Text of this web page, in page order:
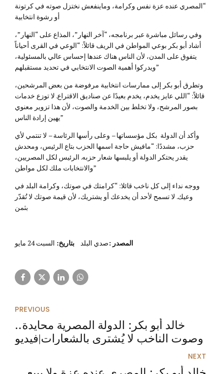
“المصري عنده عزة نفس وكرامة، وماينفعش نختزل صوته في كرتونة
أو رشوة انتخابية
وفي رسائل مباشرة عبر برنامجه، “آخر النهار”، المذاع على “النهار”،
أشاد أبو بكر بوعي المواطن في الريف قائلاً: “الوعي في القرى أحياناً
يتفوق على المدن، لأن الناس هناك عندها إحساس عالي بالمسئولية،
ويدركوا أهمية الصوت الانتخابي في تحديد مستقبلهم”
وتطرق أبو بكر إلى ممارسات انتخابية مرفوضة من بعض المرشحين،
قائلاً: “اللي عايز يخدم، يخدم بعيدًا عن صناديق الاقتراع. لا توزع خدمات
بصور المرشح، ولا تخلط بين الخدمة والصوت، لأن هذا تزوير معنوي
يهين إرادة الناس”
وأكد أن الدولة بكل مؤسساتها – وعلى رأسها الرئاسة – لا تنتمي لأي
حزب، مشددًا: “مافيش حاجة اسمها الحزب بتاع الرئيس، ومحدش
يقدر يحتكر الدولة أو يلبسها شعار حزبه. الرئيس لكل المصريين،
والانتخابات ملك لكل مواطن”
ووجه نداء إلى كل ناخب قائلا: “كرامتك في صوتك، وكرامة البلد في
وعيك. لا تسمح لأحد أن يخدعك أو يشتريك، لأن قيمة صوتك لا تُقدّر
بثمن
المصدر :صدي البلد بتاريخ: السبت 24 مايو
PREVIOUS
خالد أبو بكر: الدولة المصرية محايدة..
وصوت الناخب لا يُشترى بالشعارات|فيديو
NEXT